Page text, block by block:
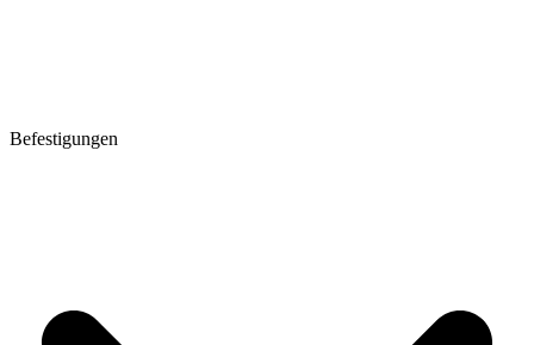
Befestigungen